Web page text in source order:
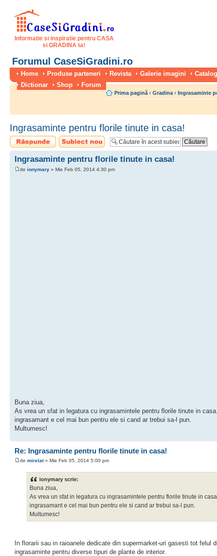
Informatie si inspiratie pentru CASA
si GRADINA ta!
Forumul CaseSiGradini.ro
Home Produse parteneri Revista Galerie imagini
Dictionar
Shop Forum
Prima pagină ‹ Gradina ‹ Ingrasaminte
Ingrasaminte pentru florile tinute in casa!
Scrie un răspuns
Scrie un subiect
nou
Ingrasaminte pentru florile tinute in casa!
de ionymary » Mie Feb 05, 2014 4:30 pm
Buna ziua,
As vrea un sfat in legatura cu ingrasamintele pentru florile tinute in
ingrasamant e cel mai bun pentru ele si cand ar trebui sa-l pun.
Multumesc!
Re: Ingrasaminte pentru florile tinute in casa!
de mirelat» Mie Feb 05, 2014 5:00 pm
ionymary scrie:
Buna ziua,
As vrea un sfat in legatura cu ingrasamintele pentru florile tinute in
ingrasamant e cel mai bun pentru ele si cand ar trebui sa-l pun.
Multumesc!
In florarii sau in raioanele dedicate din supermarket-uri gasesti tot felul
ingrasaminte pentru diverse tipuri de plante de interior.